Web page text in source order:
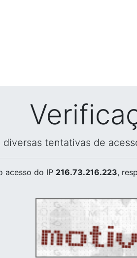
diversas tentativas de
acesso do IP 216.73.216.223,